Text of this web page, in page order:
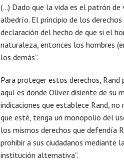
(…) Dado que la vida es el patrón
albedrío. El principio de los
declaración del hecho de que si el
naturaleza, entonces los hombres
los demás”.
Para proteger estos derechos,
aquí es donde Oliver disiente de su
indicaciones que establece Rand,
que esté, tenga un monopolio del
los mismos derechos que defendía
prohibir a sus ciudadanos mediante
institución alternativa”.